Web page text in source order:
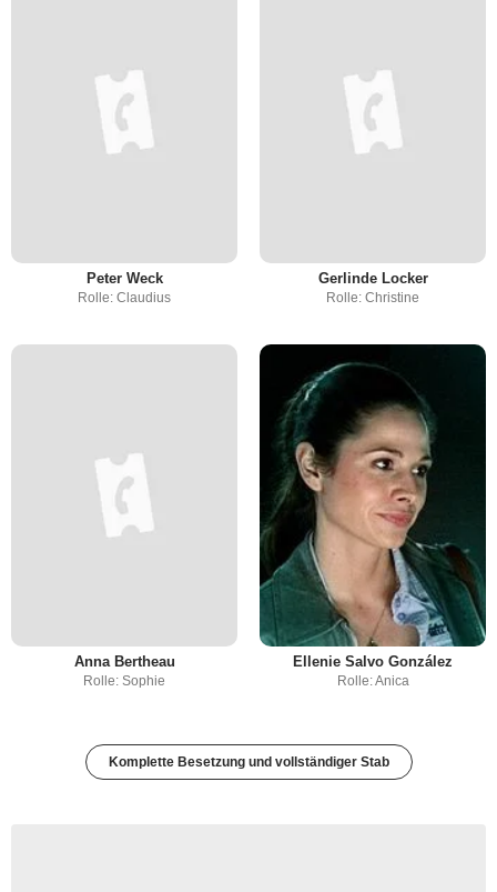
Peter Weck
Rolle: Claudius
Gerlinde Locker
Rolle: Christine
Anna Bertheau
Rolle: Sophie
Ellenie Salvo González
Rolle: Anica
Komplette Besetzung und vollständiger Stab